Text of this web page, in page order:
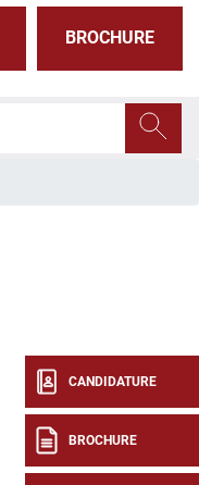
BROCHURE
CANDIDATURE
BROCHURE